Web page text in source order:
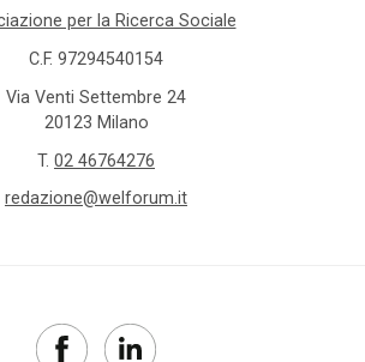
per la Ricerca Sociale
C.F. 97294540154
Via Venti Settembre 24
20123 Milano
T. 02 46764276
redazione@welforum.it